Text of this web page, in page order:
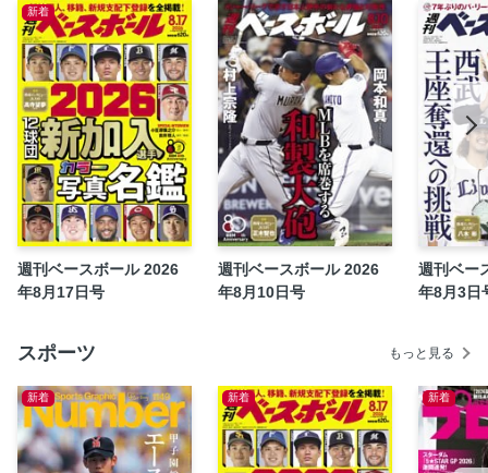
寄せたV2
【阪神タイガース優勝記念号 好評発売中！】
岡田彰布の「そらそうよ」
【阪神タイガース90年史 好評発売中！】
12球団WEEKLYトピックス
石田雄太の「閃球眼」
【決定版!! 2025ドラフト候補選手名鑑 プロ注目の高校・大
学・社会人200選手掲載】
野球浪漫2025〈33〉 木浪聖也［阪神］
昭和世代の言い残し 村田真一［元巨人］〈3〉
あの日、あのとき、あの場所で
ボールパーク共和国
スージー鈴木の「球さわぎの腰つき」
INFORMATION
新着
週刊ベースボール 2026
年8月17日号
週刊ベースボール 2026
年8月10日号
週刊ベー
年8月3日
スポーツ もっと見る
新着 新着 新着